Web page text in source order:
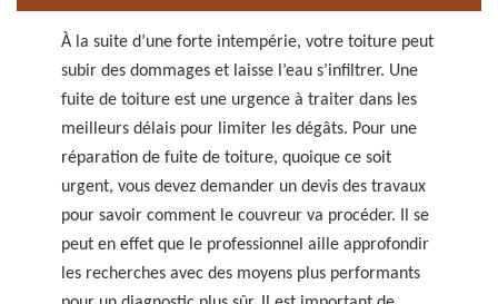
À la suite d’une forte intempérie, votre toiture peut
subir des dommages et laisse l’eau s’infiltrer. Une
fuite de toiture est une urgence à traiter dans les
meilleurs délais pour limiter les dégâts. Pour une
réparation de fuite de toiture, quoique ce soit
urgent, vous devez demander un devis des travaux
pour savoir comment le couvreur va procéder. Il se
peut en effet que le professionnel aille approfondir
les recherches avec des moyens plus performants